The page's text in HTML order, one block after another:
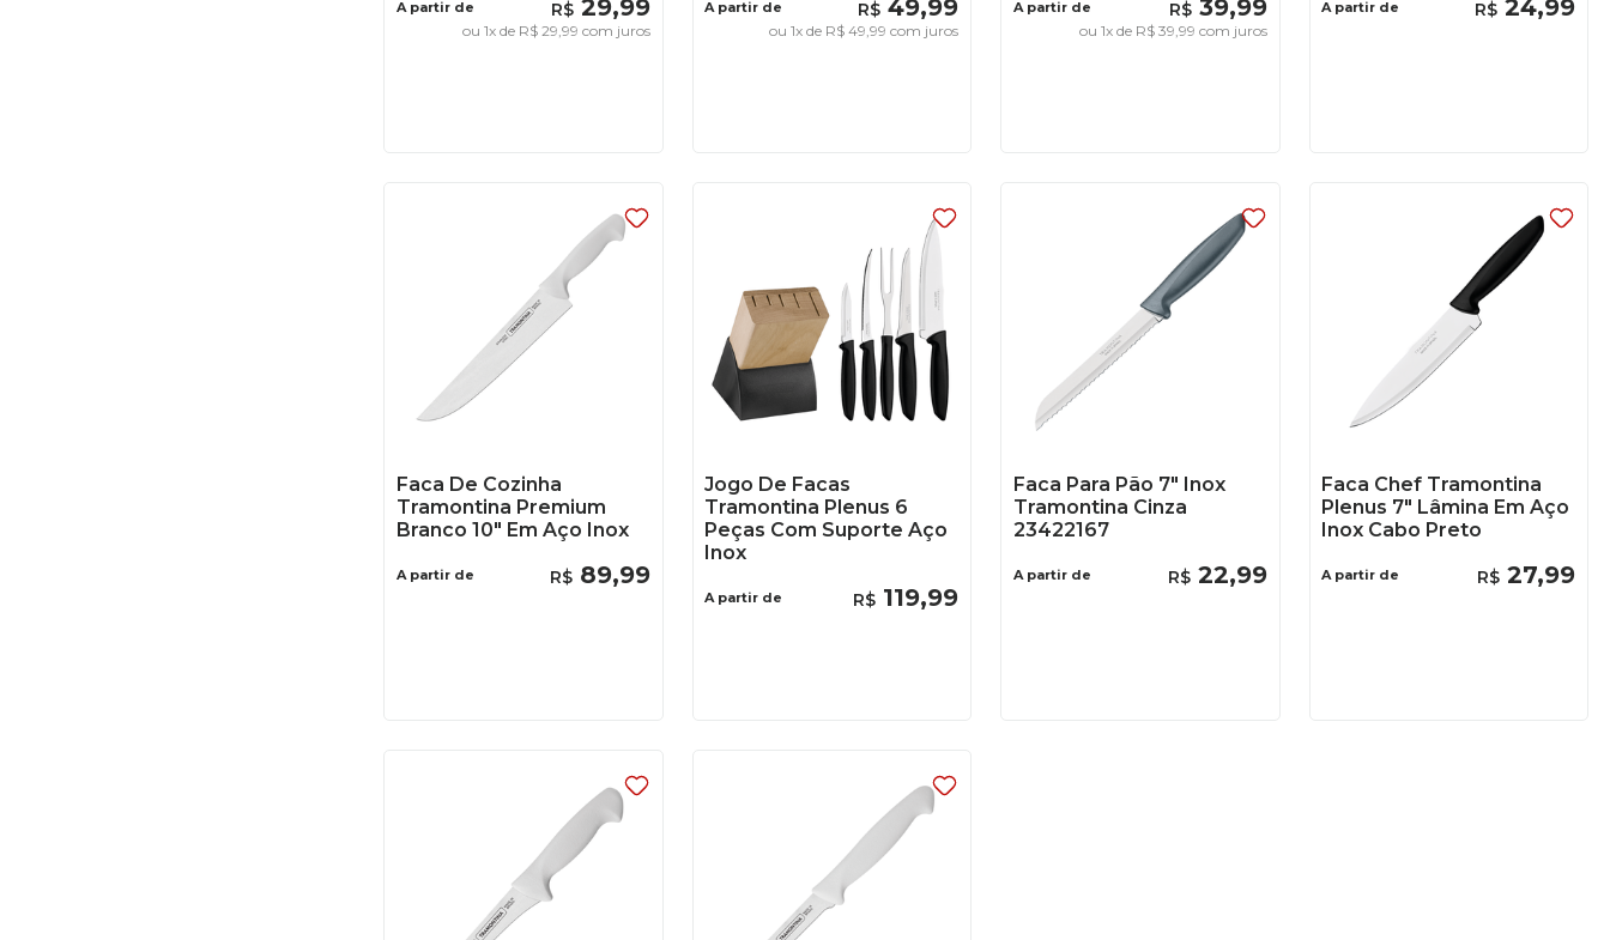
A partir de R$ 29,99
ou 1x de R$ 29 99 com juros
A partir de R$ 49,99
ou1x de R$ 49 ,99 com juros
A partir de R$ 39,99
ou 1x de R$ 39 99 com juros
A partir de R$ 24,99
Faca De Cozinha
Tramontina Premium
Branco 10" Em Aço Inox
A partir de R$ 89,99
Jogo De Facas
Tramontina Plenus 6
Peças Com Suporte Aço
Inox
A partir de R$ 119,99
Faca Para Pão 7" Inox
Tramontina Cinza
23422167
A partir de R$ 22,99
Faca Chef Tramontina
Plenus 7" Lâmina Em Aço
Inox Cabo Preto
A partir de R$ 27,99